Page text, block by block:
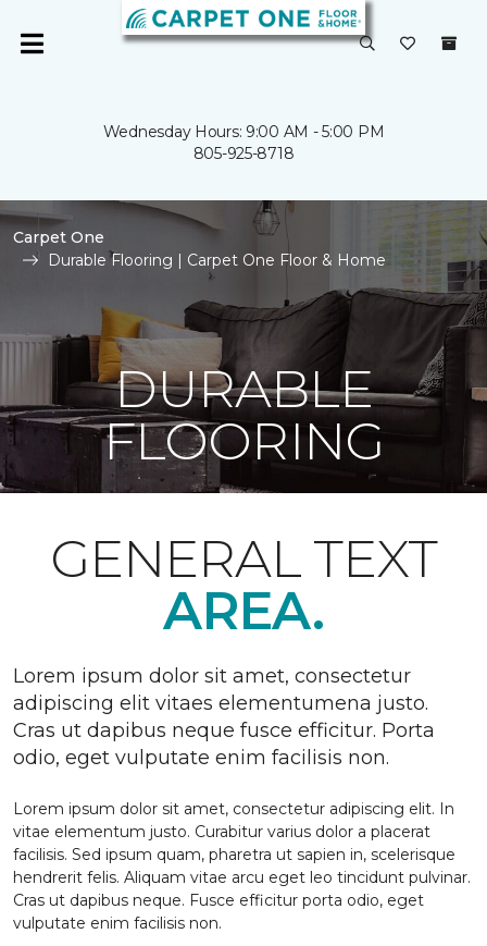
Wednesday Hours: 9:00 AM - 5:00 PM
805-925-8718
Carpet One
Durable Flooring | Carpet One Floor & Home
DURABLE
FLOORING
GENERAL TEXT
AREA.
Lorem ipsum dolor sit amet, consectetur
adipiscing elit vitaes elementumena justo.
Cras ut dapibus neque fusce efficitur. Porta
odio, eget vulputate enim facilisis non.
Lorem ipsum dolor sit amet, consectetur adipiscing elit. In
vitae elementum justo. Curabitur varius dolor a placerat
facilisis. Sed ipsum quam, pharetra ut sapien in, scelerisque
hendrerit felis. Aliquam vitae arcu eget leo tincidunt pulvinar.
Cras ut dapibus neque. Fusce efficitur porta odio, eget
vulputate enim facilisis non.